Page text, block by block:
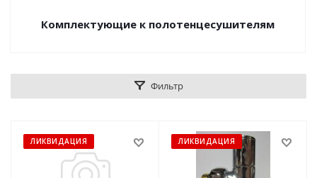
Комплектующие к полотенцесушителям
Фильтр
ЛИКВИДАЦИЯ ЛИКВИДАЦИЯ